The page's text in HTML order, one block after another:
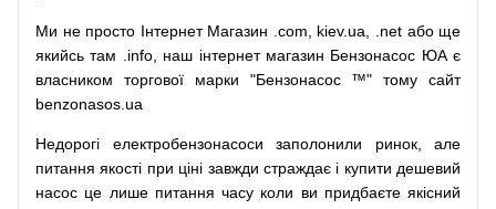
Ми не просто Інтернет Магазин .com kiev.ua .net або ще
якийсь там .info, наш інтернет магазин Бензонасос ЮА є
власником
торгової марки "Бензонасос ™" тому
сайт
benzonasos.ua
Недорогі електробензонасоси заполонили ринок,
але
питання якості при ціні завжди страждає і купити дешевий
насос це лише питання часу коли ви придбаєте якісний